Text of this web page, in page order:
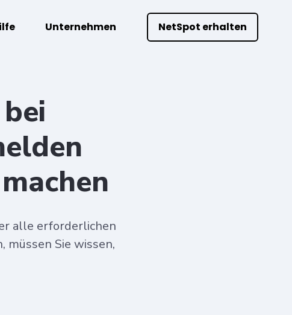
Unternehmen NetSpot erhalten
alle erforderlichen
Sie wissen,